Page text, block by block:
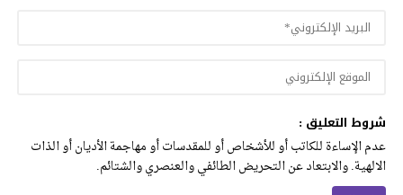
شروط التعليق :
عدم الإساءة للكاتب أو للأشخاص أو للمقدسات أو مهاجمة الأديان أو الذات
الالهية. والابتعاد عن التحريض الطائفي والعنصري والشتائم.